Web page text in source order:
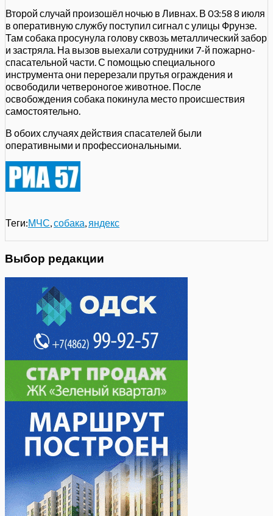
Второй случай произошёл ночью в Ливнах. В 03:58 8 июля
в оперативную службу поступил сигнал с улицы Фрунзе.
Там собака просунула голову сквозь металлический забор
и застряла. На вызов выехали сотрудники 7-й пожарно-
спасательной части. С помощью специального
инструмента они перерезали прутья ограждения и
освободили четвероногое животное. После
освобождения собака покинула место происшествия
самостоятельно.
В обоих случаях действия спасателей были
оперативными и профессиональными.
Теги:МЧС собака яндекс
Выбор редакции